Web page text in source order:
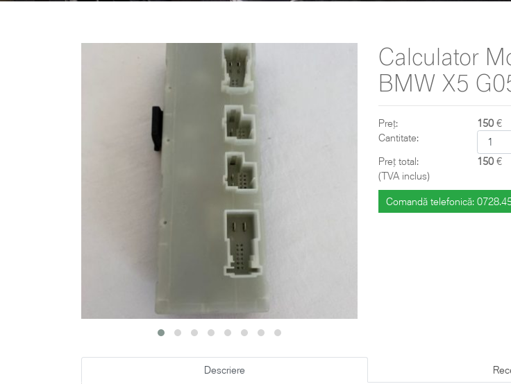
Calculator
BMW X5
Preț: 150€
Cantitate:
Preț total:
(TVA inclus)
150€
Comandă telefonică:
Descriere